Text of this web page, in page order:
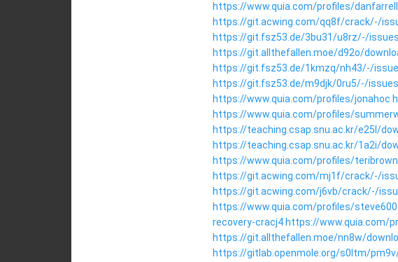
https://www.quia.com/profiles/danfarrell
https://git.acwing.com/qq8f/crack/-/
https://git.fsz53.de/3bu31/u8rz/-/
https://git.allthefallen.moe/d92o/
https://git.fsz53.de/1kmzq/nh43/-/
https://git.fsz53.de/m9djk/0ru5/-/
https://www.quia.com/profiles/jonahoc
https://www.quia.com/profiles/
https://teaching.csap.snu.ac.kr/e25l/
https://teaching.csap.snu.ac.kr/1a2i/
https://www.quia.com/profiles/teribrown
https://git.acwing.com/mj1f/crack/-/
https://git.acwing.com/j6vb/crack/-/
https://www.quia.com/profiles/
recovery-cracj4 https://www.quia.com/
https://git.allthefallen.moe/nn8w/
https://gitlab.openmole.org/s0ltm/